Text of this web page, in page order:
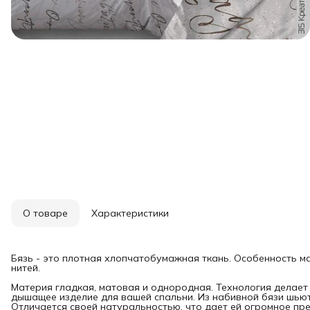
О товаре Характеристики
Бязь - это плотная хлопчатобумажная ткань. Особенность
нитей.
Материя гладкая, матовая и однородная. Технология
дышащее изделие для вашей спальни. Из набивной бязи
Отличается своей натуральностью, что дает ей огромное